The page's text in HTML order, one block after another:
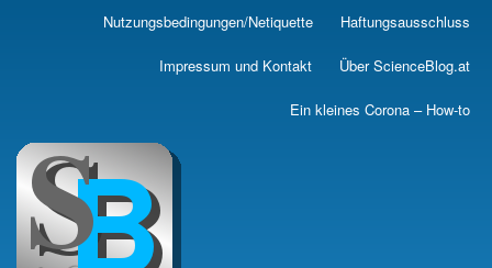
Skip
main
Nutzungsbedingungen/Netiquette Haftungsausschluss
Impressum und Kontakt Über ScienceBlog.at
Ein kleines Corona – How-to